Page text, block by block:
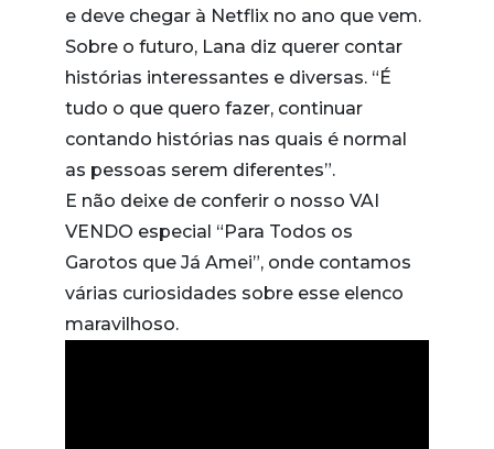
e deve chegar à Netflix no ano que vem.
Sobre o futuro, Lana diz querer contar
histórias interessantes e diversas. “É
tudo o que quero fazer, continuar
contando histórias nas quais é normal
as pessoas serem diferentes”.
E não deixe de conferir o nosso VAI
VENDO especial “Para Todos os
Garotos que Já Amei”, onde contamos
várias curiosidades sobre esse elenco
maravilhoso.